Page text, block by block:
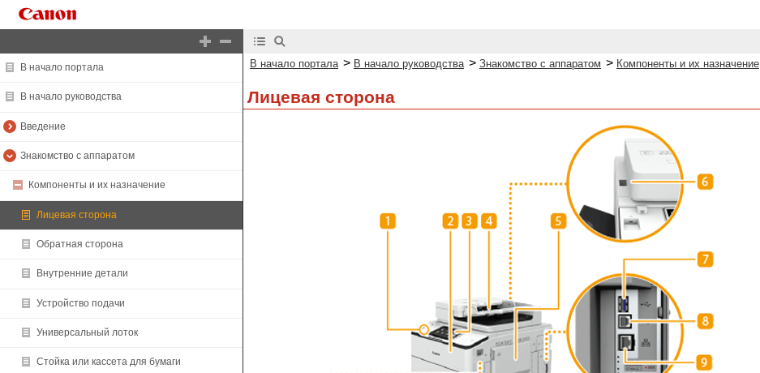
В начало портала
В начало руководства
Введение
Знакомство с аппаратом
Компоненты и их назначение
Лицевая сторона
Обратная сторона
Внутренние детали
Устройство подачи
Универсальный лоток
Стойка или кассета для бумаги
В начало портала > В начало руководства > Знакомство с аппаратом > Компоненты и их назначение
Лицевая сторона